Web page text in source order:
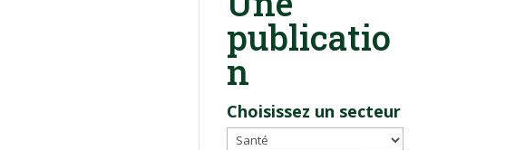
publicatio
n
Choisissez un secteur